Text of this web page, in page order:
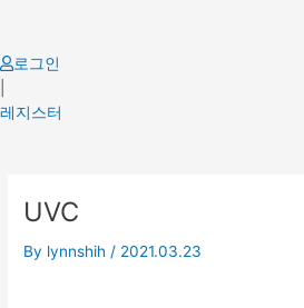
content
로그인
레지스터
UVC
By lynnshih / 2021.03.23
navigation